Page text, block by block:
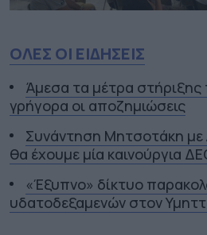
ΟΛΕΣ ΟΙ ΕΙΔΗΣΕΙΣ
Άμεσα τα μέτρα
γρήγορα οι αποζημιώσεις
Συνάντηση Μητσοτάκη με
θα έχουμε μία καινούργια
«Έξυπνο» δίκτυο
υδατοδεξαμενών στον